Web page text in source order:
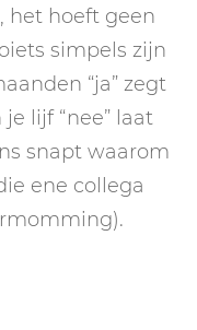
, het hoeft geen
simpels zijn
“ja” zegt
lijf “nee” laat
snapt waarom
ene collega